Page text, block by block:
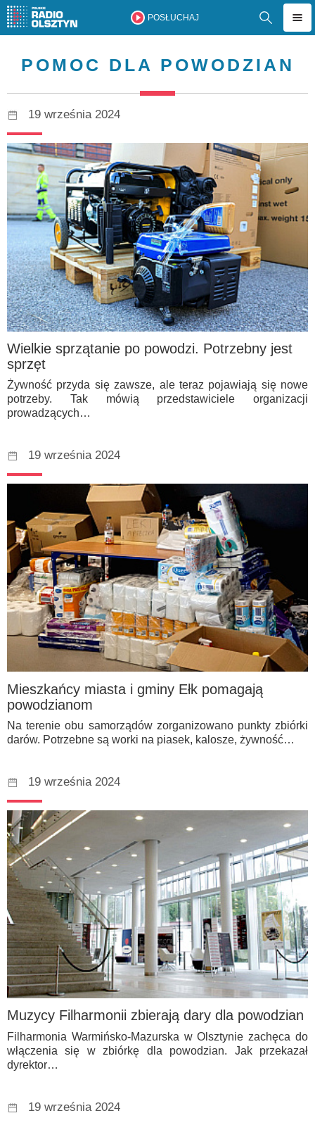
POSŁUCHAJ
POMOC DLA POWODZIAN
19 września 2024
Wielkie sprzątanie po powodzi. Potrzebny jest
sprzęt
Żywność przyda się zawsze, ale teraz pojawiają się nowe
potrzeby. Tak mówią przedstawiciele organizacji
prowadzących…
19 września 2024
Mieszkańcy miasta i gminy Ełk pomagają
powodzianom
Na terenie obu samorządów zorganizowano punkty zbiórki
darów. Potrzebne są worki na piasek, kalosze, żywność…
19 września 2024
Muzycy Filharmonii zbierają dary dla powodzian
Filharmonia Warmińsko-Mazurska w Olsztynie zachęca do
włączenia się w zbiórkę dla powodzian. Jak przekazał
dyrektor…
19 września 2024